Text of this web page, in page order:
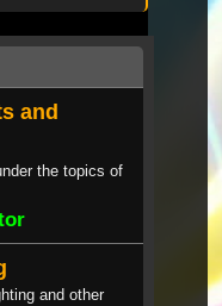
and
the topics of
and other